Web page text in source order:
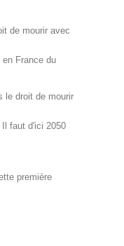
de mourir avec
France du
le droit de mourir
faut d'ici 2050
première